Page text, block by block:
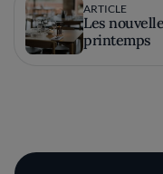
ARTICLE
Les
printemps